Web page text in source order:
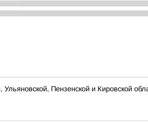
Пензенской и Кировской